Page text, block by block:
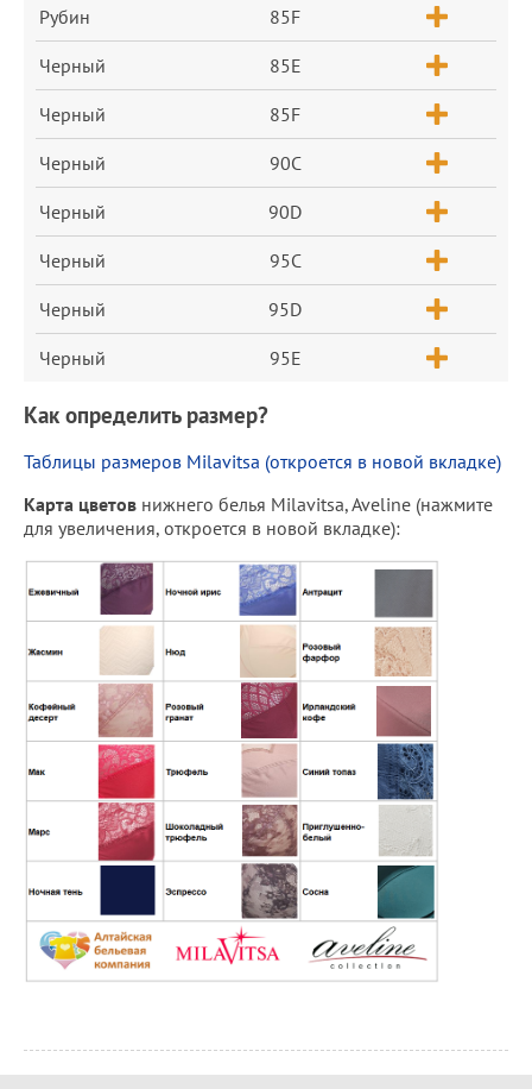
Рубин 85F
Черный 85E
Черный 85F
Черный 90C
Черный 90D
Черный 95C
Черный 95D
Черный 95E
Как определить размер?
Таблицы размеров Milavitsa (откроется в новой вкладке)
Карта цветов нижнего белья Milavitsa, Aveline (нажмите
для увеличения, откроется в новой вкладке):